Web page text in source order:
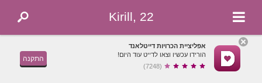
Kirill, 22
אפליציית הכרויות דייטלאנד
הורידו עכשיו וצאו לדייט עוד היום!
(7248)
התקנה